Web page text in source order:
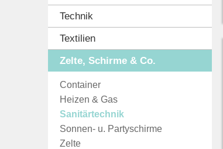
Technik
Textilien
Zelte, Schirme & Co.
Container
Heizen & Gas
Sanitärtechnik
Sonnen- u. Partyschirme
Zelte